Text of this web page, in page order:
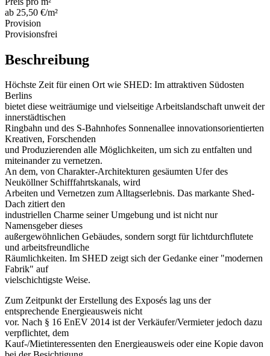
ab 25,50 €/m²
Provision
Provisionsfrei
Beschreibung
Höchste Zeit für einen Ort wie SHED: Im attraktiven Südosten
Berlins
bietet diese weiträumige und vielseitige Arbeitslandschaft unweit der
innerstädtischen
Ringbahn und des S-Bahnhofes Sonnenallee innovationsorientierten
Kreativen, Forschenden
und Produzierenden alle Möglichkeiten, um sich zu entfalten und
miteinander zu vernetzen.
An dem, von Charakter-Architekturen gesäumten Ufer des
Neuköllner Schifffahrtskanals, wird
Arbeiten und Vernetzen zum Alltagserlebnis. Das markante Shed-
Dach zitiert den
industriellen Charme seiner Umgebung und ist nicht nur
Namensgeber dieses
außergewöhnlichen Gebäudes, sondern sorgt für lichtdurchflutete
und arbeitsfreundliche
Räumlichkeiten. Im SHED zeigt sich der Gedanke einer "modernen
Fabrik" auf
vielschichtigste Weise.
Zum Zeitpunkt der Erstellung des Exposés lag uns der
entsprechende Energieausweis nicht
vor. Nach § 16 EnEV 2014 ist der Verkäufer/Vermieter jedoch dazu
verpflichtet, dem
Kauf-/Mietinteressenten den Energieausweis oder eine Kopie davon